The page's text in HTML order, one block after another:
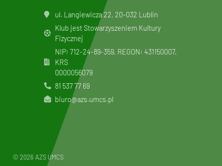
ul. Langiewicza 22, 20-032 Lublin
Klub jest Stowarzyszeniem Kultury
Fizycznej
NIP: 712-24-89-359, REGON: 431150007,
KRS
0000056079
81 537 77 69
biuro@azs.umcs.pl
© 2026 AZS UMCS